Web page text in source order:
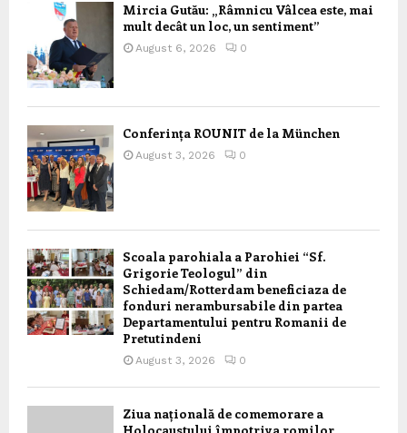
Mircia Gutău: „Râmnicu Vâlcea este, mai
mult decât un loc, un sentiment”
August 6, 2026 0
Conferința ROUNIT de la München
August 3, 2026 0
Scoala parohiala a Parohiei “Sf.
Grigorie Teologul” din
Schiedam/Rotterdam beneficiaza de
fonduri nerambursabile din partea
Departamentului pentru Romanii de
Pretutindeni
August 3, 2026 0
Ziua națională de comemorare a